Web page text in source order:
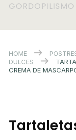
GORDOPILISMO
HOME
DULCES
CREMA DE